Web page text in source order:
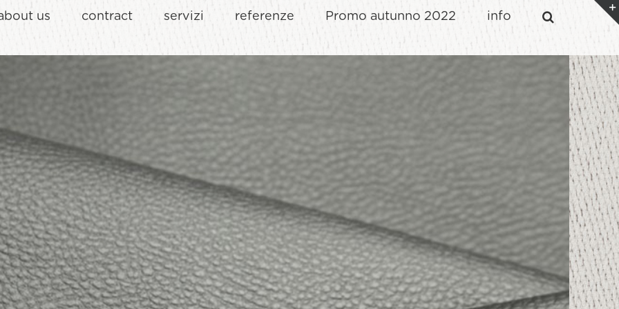
us contract servizi referenze Promo autunno 2022 info